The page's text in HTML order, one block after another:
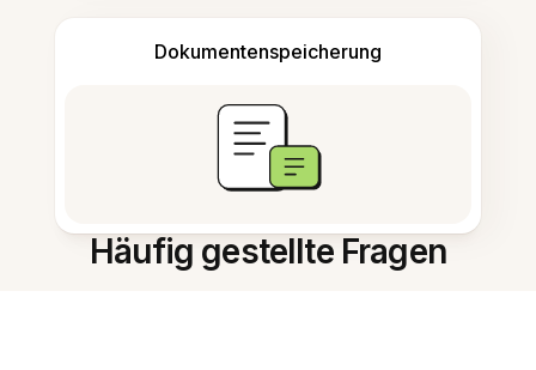
Dokumentenspeicherung
Häufig gestellte Fragen